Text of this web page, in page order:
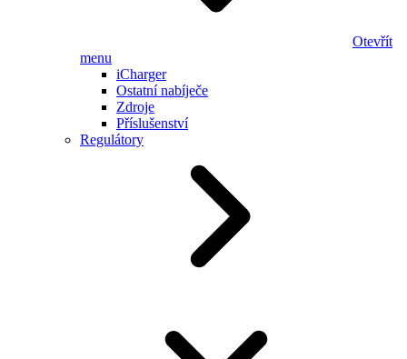
Otevřít
menu
iCharger
Ostatní nabíječe
Zdroje
Příslušenství
Regulátory